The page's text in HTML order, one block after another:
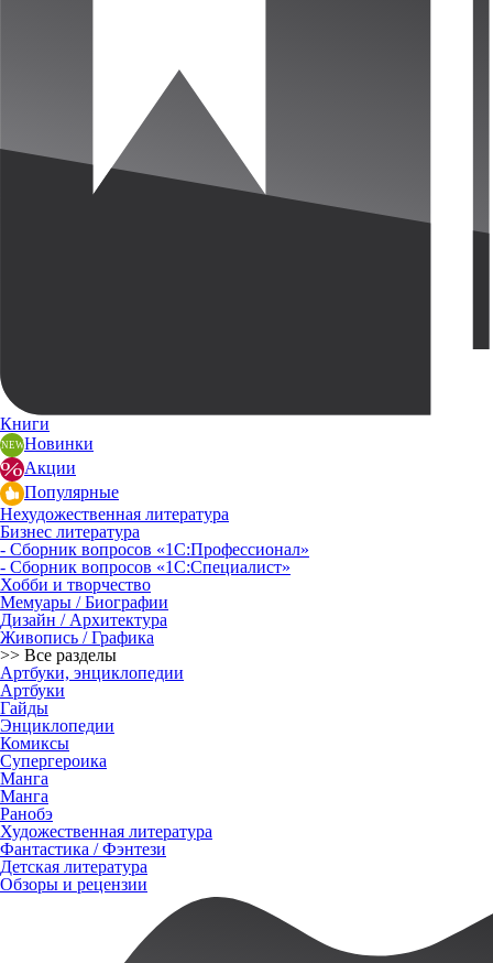
Книги
Новинки
Акции
Популярные
Нехудожественная литература
Бизнес литература
- Сборник вопросов «1С:Профессионал»
- Сборник вопросов «1С:Специалист»
Хобби и творчество
Мемуары / Биографии
Дизайн / Архитектура
Живопись / Графика
>> Все разделы
Артбуки, энциклопедии
Артбуки
Гайды
Энциклопедии
Комиксы
Супергероика
Манга
Манга
Ранобэ
Художественная литература
Фантастика / Фэнтези
Детская литература
Обзоры и рецензии